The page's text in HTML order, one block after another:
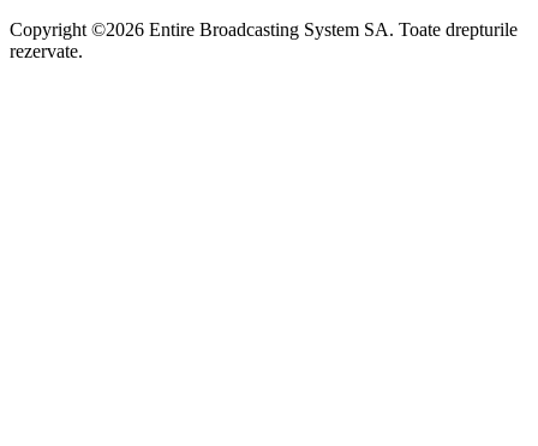
Copyright ©2026 Entire Broadcasting System SA. Toate drepturile
rezervate.